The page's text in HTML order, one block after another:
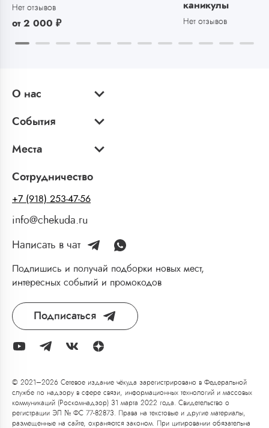
Нет отзывов
от 2 000 ₽
каникулы
Нет отзывов
О нас
События
Места
Сотрудничество
+7 (918) 253-47-56
info@chekuda.ru
Написать в чат
Подпишись и получай подборки новых мест,
интересных событий и промокодов
Подписаться
© 2021–2026 Сетевое издание чёкуда зарегистрировано в Федеральной
службе по надзору в сфере связи, информационных технологий и массовых
коммуникаций (Роскомнадзор) 31 марта 2022 года. Свидетельство о
регистрации ЭЛ № ФС 77-82873. Права на текстовые и другие материалы,
размещенные на сайте, охраняются законом. При цитировании обязательна